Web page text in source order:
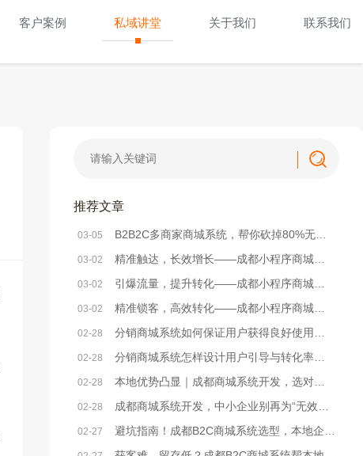
客户案例 私域讲堂 关于我们 联系我们
推荐文章
03-05 B2B2C多商家商城系统，帮你砍掉80%无效运营成本
03-02 精准触达，长效增长——成都小程序商城系统精准营销方法解析
03-02 引爆流量，提升转化——成都小程序商城系统活动策划实战方案
03-02 精准锁客，高效转化——成都小程序商城系统社群搭建全攻略
02-28 分销商城系统如何保证用户获得良好使用体验？
02-28 分销商城系统怎样设计用户引导与转化率提升策略？
02-28 本地优势凸显｜成都商城系统开发，选对本地服务商少走90%弯路
02-28 成都商城系统开发，中小企业别再为“无效开发”浪费成本
02-27 避坑指南！成都B2C商城系统选型，本地企业必看的核心要点